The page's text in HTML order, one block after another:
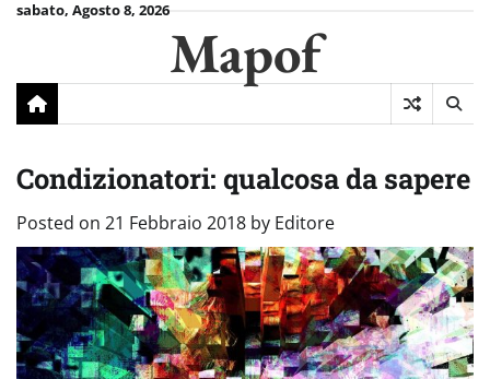
Skipsabato, Agosto 8, 2026
Mapof
Condizionatori: qualcosa da sapere
Posted on 21 Febbraio 2018 by Editore